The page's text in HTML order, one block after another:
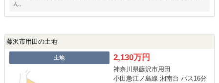
ん。
藤沢市用田の土地
土地 2,130万円
神奈川県藤沢市用田
小田急江ノ島線 湘南台 バス16分